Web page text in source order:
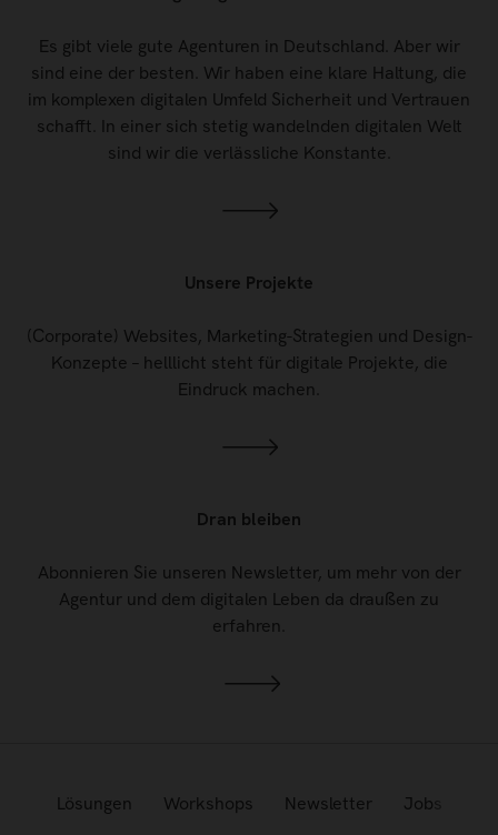
Es gibt viele gute Agenturen in Deutschland. Aber wir
sind eine der besten. Wir haben eine klare Haltung, die
im komplexen digitalen Umfeld Sicherheit und Vertrauen
schafft. In einer sich stetig wandelnden digitalen Welt
sind wir die verlässliche Konstante.
Unsere Projekte
(Corporate) Websites, Marketing-Strategien und Design-
Konzepte – helllicht steht für digitale Projekte, die
Eindruck machen.
Dran bleiben
Abonnieren Sie unseren Newsletter, um mehr von der
Agentur und dem digitalen Leben da draußen zu
erfahren.
Lösungen Workshops Newsletter Jobs